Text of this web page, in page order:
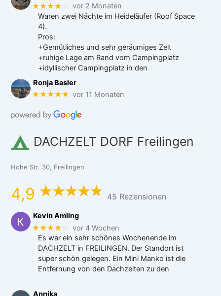
★★★★☆ vor 2 Monaten
Waren zwei Nächte im Heideläufer (Roof Space
4).
Pros:
+Gemütliches und sehr geräumiges Zelt
+ruhige Lage am Rand vom Campingplatz
+idyllischer Campingplatz in den
Ronja Basler
★★★★★ vor 11 Monaten
DACHZELT DORF Freilingen
Hohe Str. 30, Freilingen
4,9 45 Rezensionen
Kevin Amling
★★★★☆ vor 4 Wochen
Es war ein sehr schönes Wochenende im
DACHZELT in FREILINGEN. Der Standort ist
super schön gelegen. Ein Mini Manko ist die
Entfernung von den Dachzelten zu den
Annika